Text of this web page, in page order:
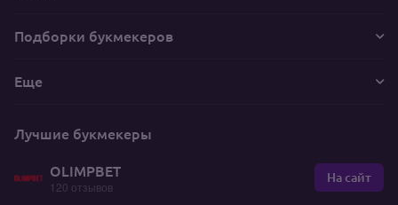
Подборки букмекеров
Еще
Лучшие букмекеры
OLIMPBET
120 отзывов
На сайт